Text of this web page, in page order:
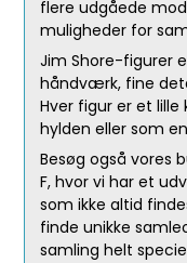
flere udgåede
muligheder for
Jim Shore-figurer
håndværk, fine
Hver figur er et
hylden eller som
Besøg også vores
F, hvor vi har et
som ikke altid
finde unikke
samling helt